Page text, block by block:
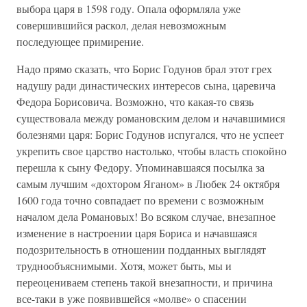
выбора царя в 1598 году. Опала оформляла уже
совершившийся раскол, делая невозможным
последующее примирение.
Надо прямо сказать, что Борис Годунов брал этот грех
надушу ради династических интересов сына, царевича
Федора Борисовича. Возможно, что какая-то связь
существовала между романовским делом и начавшимися
болезнями царя: Борис Годунов испугался, что не успеет
укрепить свое царство настолько, чтобы власть спокойно
перешла к сыну Федору. Упоминавшаяся посылка за
самым лучшим «дохтором Яганом» в Любек 24 октября
1600 года точно совпадает по времени с возможным
началом дела Романовых! Во всяком случае, внезапное
изменение в настроении царя Бориса и начавшаяся
подозрительность в отношении подданных выглядят
труднообъяснимыми. Хотя, может быть, мы и
переоцениваем степень такой внезапности, и причина
все-таки в уже появившейся «молве» о спасении